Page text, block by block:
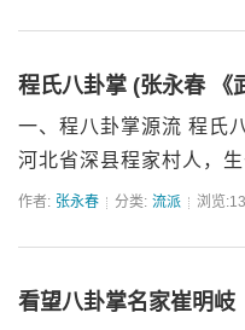
程氏八卦掌 (张永春 《
一、程八卦掌源流 程氏
河北省深县程家村人，
作者: 张永春 分类: 流派 浏览
看望八卦掌名家崔明岐